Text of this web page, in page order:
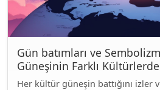
Gün batımları ve
Güneşinin Farklı
Her kültür güneşin battığını izler